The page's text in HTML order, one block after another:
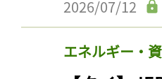
2026/07/12
エネルギー・